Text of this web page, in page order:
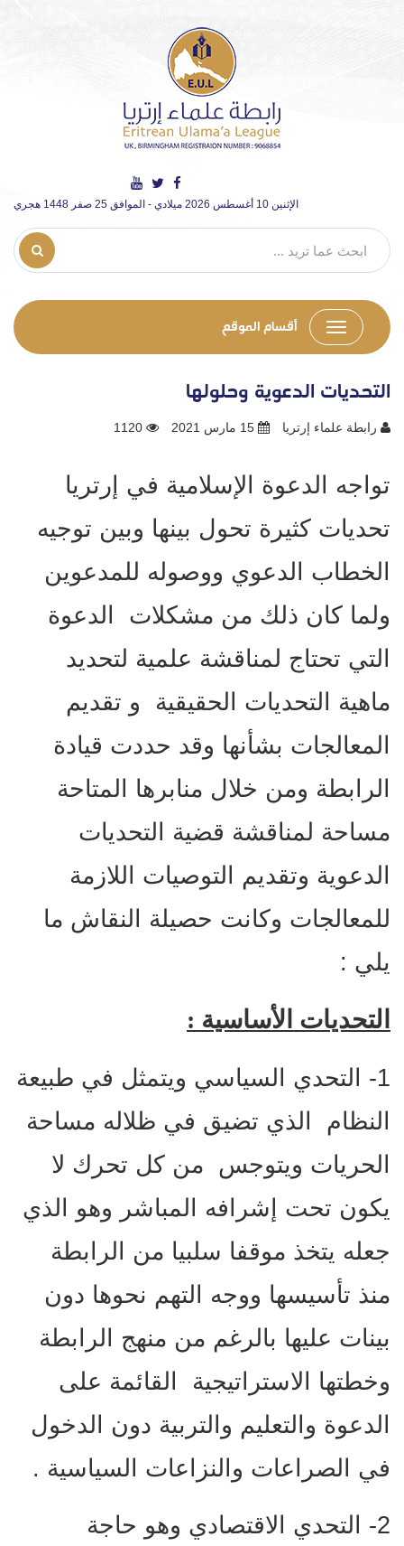
الإثنين 10 أغسطس 2026 ميلادي - الموافق 25 صفر 1448 هجري
أقسام الموقع
التحديات الدعوية وحلولها
رابطة علماء إرتريا
تواجه الدعوة الإسلامية في إرتريا
تحديات كثيرة تحول بينها وبين توجيه
الخطاب الدعوي ووصوله للمدعوين
ولما كان ذلك من مشكلات الدعوة
التي تحتاج لمناقشة علمية لتحديد
ماهية التحديات الحقيقية و تقديم
المعالجات بشأنها وقد حددت قيادة
الرابطة ومن خلال منابرها المتاحة
مساحة لمناقشة قضية التحديات
الدعوية وتقديم التوصيات اللازمة
للمعالجات وكانت حصيلة النقاش ما
يلي :
التحديات الأساسية :
1- التحدي السياسي ويتمثل في طبيعة
النظام الذي تضيق في ظلاله مساحة
الحريات ويتوجس من كل تحرك لا
يكون تحت إشرافه المباشر وهو الذي
جعله يتخذ موقفا سلبيا من الرابطة
منذ تأسيسها ووجه التهم نحوها دون
بينات عليها بالرغم من منهج الرابطة
وخطتها الاستراتيجية القائمة على
الدعوة والتعليم والتربية دون الدخول
في الصراعات والنزاعات السياسية .
2- التحدي الاقتصادي وهو حاجة